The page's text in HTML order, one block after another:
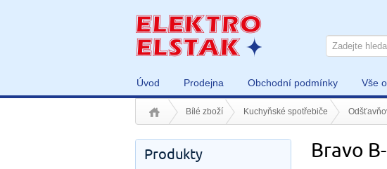
Úvod Prodejna Obchodní podmínky Vše
Bílé zboží Kuchyňské spotřebiče
Bravo
Produkty